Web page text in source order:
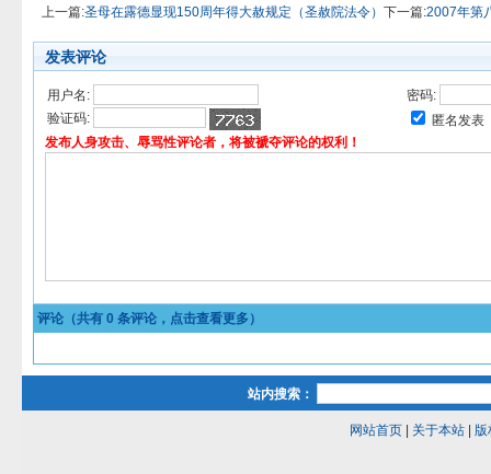
上一篇:圣母在露德显现150周年得大赦规定（圣赦院法令） 下一篇:2007年第
发表评论
用户名:
密码:
验证码:
匿名发表
发布人身攻击、辱骂性评论者，将被褫夺评论的权利！
评论（共有 0 条评论，点击查看更多）
站内搜索：
网站首页| 关于本站| 版